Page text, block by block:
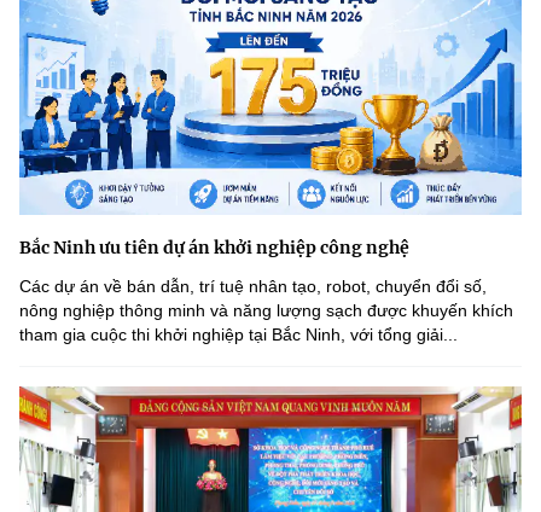
Bắc Ninh ưu tiên dự án khởi nghiệp công nghệ
Các dự án về bán dẫn, trí tuệ nhân tạo, robot, chuyển đổi số,
nông nghiệp thông minh và năng lượng sạch được khuyến khích
tham gia cuộc thi khởi nghiệp tại Bắc Ninh, với tổng giải...